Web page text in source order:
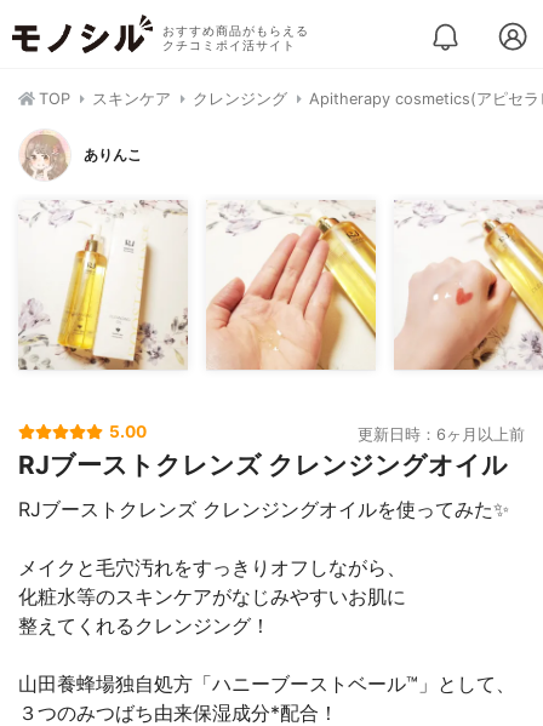
おすすめ商品がもらえる
クチコミポイ活サイト
TOP スキンケア クレンジング Apitherapy cosmetics(アピセラ
ありんこ
5.00 更新日時：6ヶ月以上前
RJブーストクレンズ クレンジングオイル
RJブーストクレンズ クレンジングオイルを使ってみた✨
メイクと毛穴汚れをすっきりオフしながら、
化粧水等のスキンケアがなじみやすいお肌に
整えてくれるクレンジング！
山田養蜂場独自処方「ハニーブーストベール™」として、
３つのみつばち由来保湿成分*配合！